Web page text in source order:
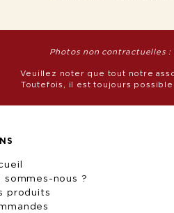
Photos non contractuelles
Veuillez noter que tout notre
Toutefois, il est toujours
sommes-nous ?
produits